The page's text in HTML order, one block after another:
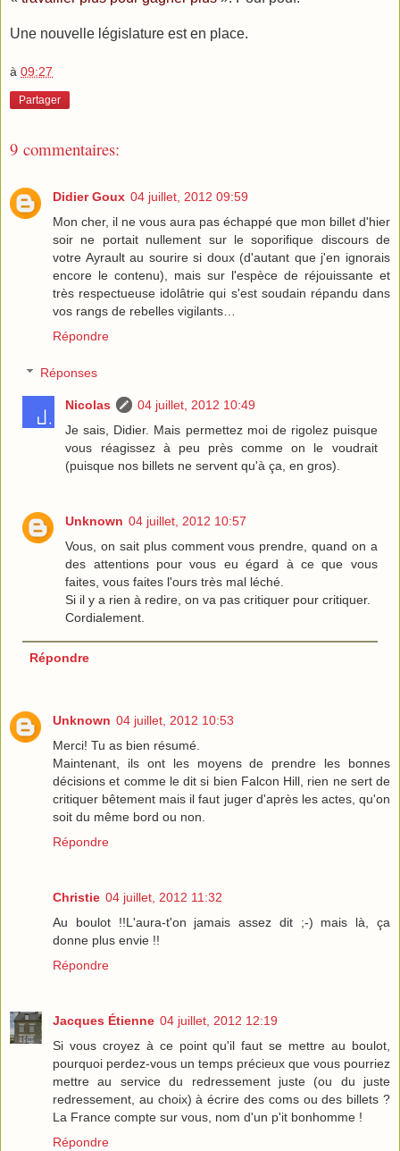
Une nouvelle législature est en place.
à 09:27
Partager
9 commentaires:
Didier Goux 04 juillet, 2012 09:59
Mon cher, il ne vous aura pas échappé que mon billet d'hier
soir ne portait nullement sur le soporifique discours de
votre Ayrault au sourire si doux (d'autant que j'en ignorais
encore le contenu), mais sur l'espèce de réjouissante et
très respectueuse idolâtrie qui s'est soudain répandu dans
vos rangs de rebelles vigilants…
Répondre
Réponses
Nicolas
04 juillet, 2012 10:49
Je sais, Didier. Mais permettez moi de rigolez puisque
vous réagissez à peu près comme on le voudrait
(puisque nos billets ne servent qu'à ça, en gros).
Unknown 04 juillet, 2012 10:57
Vous, on sait plus comment vous prendre, quand on a
des attentions pour vous eu égard à ce que vous
faites, vous faites l'ours très mal léché.
Si il y a rien à redire, on va pas critiquer pour critiquer.
Cordialement.
Répondre
Unknown 04 juillet, 2012 10:53
Merci! Tu as bien résumé.
Maintenant, ils ont les moyens de prendre les bonnes
décisions et comme le dit si bien Falcon Hill, rien ne sert de
critiquer bêtement mais il faut juger d'après les actes, qu'on
soit du même bord ou non.
Répondre
Christie 04 juillet, 2012 11:32
Au boulot !!L'aura-t'on jamais assez dit ;-) mais là, ça
donne plus envie !!
Répondre
Jacques Étienne 04 juillet, 2012 12:19
Si vous croyez à ce point qu'il faut se mettre au boulot,
pourquoi perdez-vous un temps précieux que vous pourriez
mettre au service du redressement juste (ou du juste
redressement, au choix) à écrire des coms ou des billets ?
La France compte sur vous, nom d'un p'it bonhomme !
Répondre